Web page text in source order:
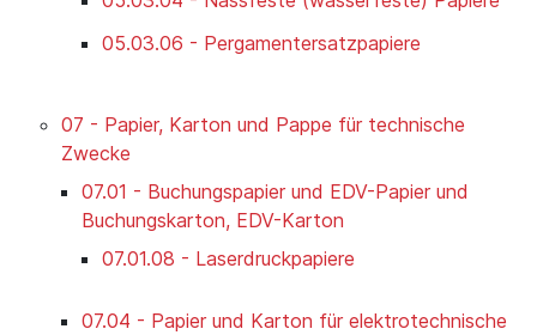
05.03.06 - Pergamentersatzpapiere
07 - Papier, Karton und Pappe für technische
Zwecke
07.01 - Buchungspapier und EDV-Papier und
Buchungskarton, EDV-Karton
07.01.08 - Laserdruckpapiere
07.04 - Papier und Karton für elektrotechnische